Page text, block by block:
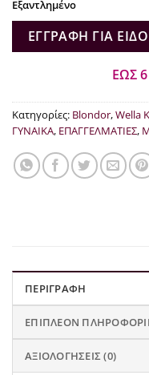
Εξαντλημένο
ΕΓΓΡΑΦΉ ΓΙΑ
ΕΩΣ
Κατηγορίες: Blondor,Wella
ΓΥΝΑΙΚΑ, ΕΠΑΓΓΕΛΜΑΤΙΕΣ,
ΠΕΡΙΓΡΑΦΉ
ΕΠΙΠΛΈΟΝ
ΑΞΙΟΛΟΓΉΣΕΙΣ (0)